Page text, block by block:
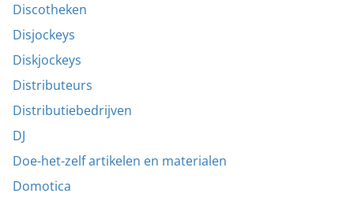
Discotheken
Disjockeys
Diskjockeys
Distributeurs
Distributiebedrijven
DJ
Doe-het-zelf artikelen en materialen
Domotica